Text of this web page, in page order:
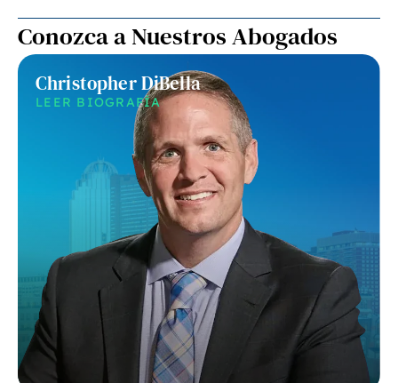
Conozca a Nuestros Abogados
Christopher DiBella
LEER BIOGRAFÍA